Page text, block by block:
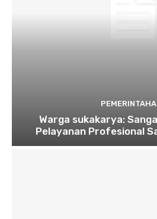
Warga sukakarya:
Pelayanan Profesional